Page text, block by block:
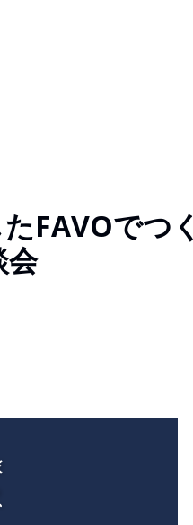
FAVOでつく
会